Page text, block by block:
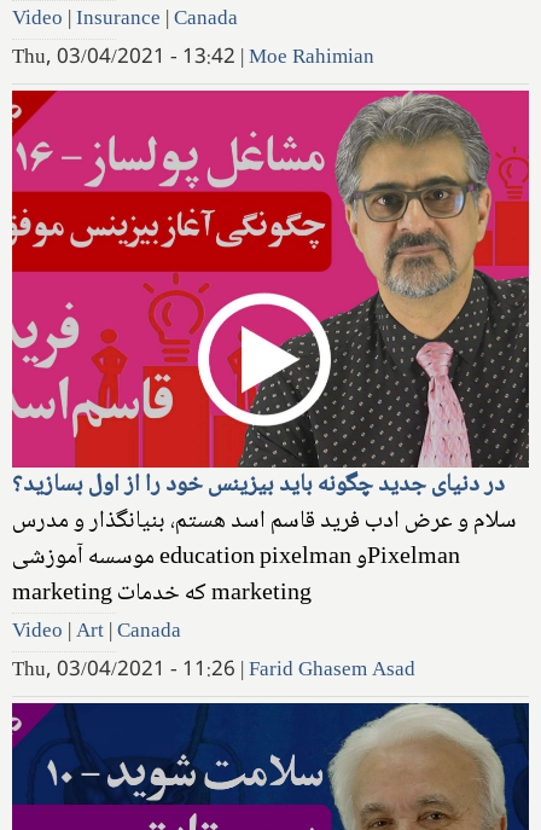
Video |Insurance |Canada
Thu, 03/04/2021 - 13:42 |Moe Rahimian
در دنیای جدید چگونه باید بیزینس خود را از اول بسازید؟
سلام و عرض ادب فرید قاسم اسد هستم، بنیانگذار و مدرس
موسسه آموزشی ‌education pixelman و‌Pixelman
marketing که خدمات marketing
Video |Art|Canada
Thu, 03/04/2021 - 11:26 |Farid Ghasem Asad